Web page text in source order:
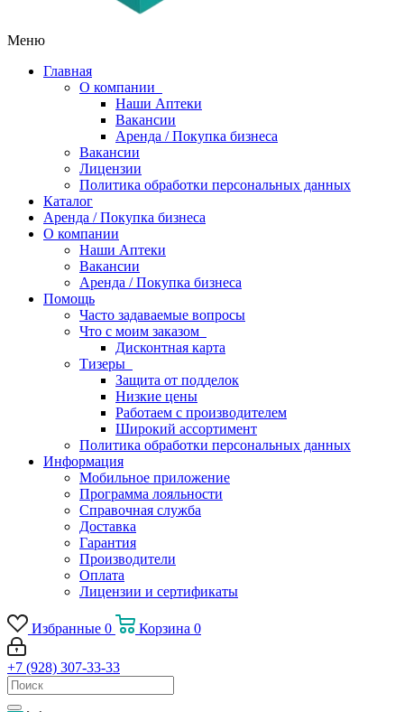
Меню
Главная
О компании
Наши Аптеки
Вакансии
Аренда / Покупка бизнеса
Вакансии
Лицензии
Политика обработки персональных данных
Каталог
Аренда / Покупка бизнеса
О компании
Наши Аптеки
Вакансии
Аренда / Покупка бизнеса
Помощь
Часто задаваемые вопросы
Что с моим заказом
Дисконтная карта
Тизеры
Защита от подделок
Низкие цены
Работаем с производителем
Широкий ассортимент
Политика обработки персональных данных
Информация
Мобильное приложение
Программа лояльности
Справочная служба
Доставка
Гарантия
Производители
Оплата
Лицензии и сертификаты
Избранные 0 Корзина 0
+7 (928) 307-33-33